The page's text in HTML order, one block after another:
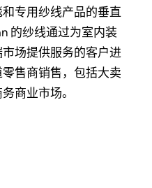
专用纱线产品的垂直
的纱线通过为室内装
场提供服务的客户进
售商销售，包括大卖
商业市场。